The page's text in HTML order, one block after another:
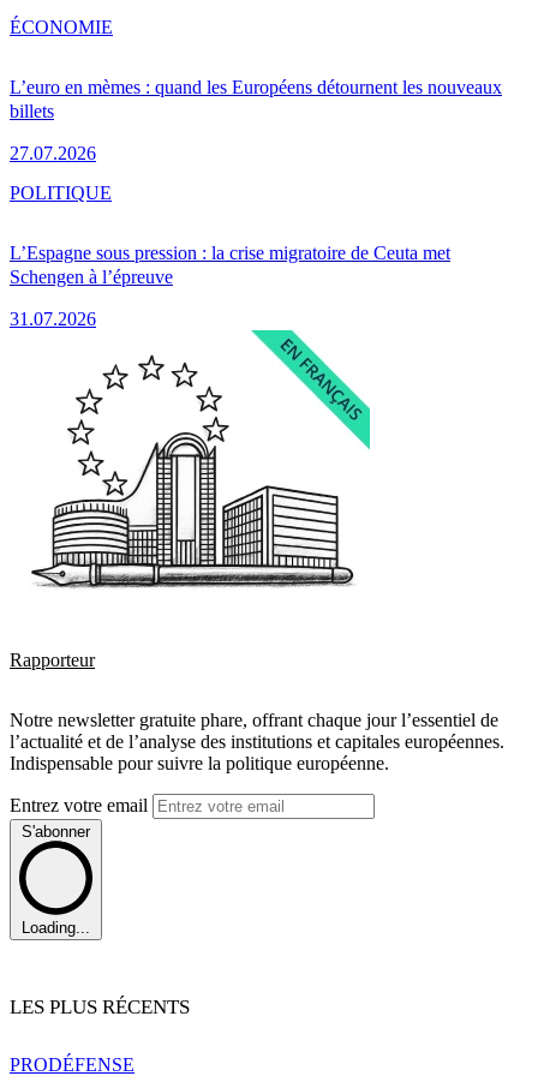
L’euro en mèmes : quand les Européens détournent les nouveaux
billets
27.07.2026
ÉCONOMIE
L’Espagne sous pression : la crise migratoire de Ceuta met
Schengen à l’épreuve
31.07.2026
POLITIQUE
Rapporteur
Notre newsletter gratuite phare, offrant chaque jour l’essentiel de
l’actualité et de l’analyse des institutions et capitales européennes.
Indispensable pour suivre la politique européenne.
Entrez votre email
S'abonner
Loading...
LES PLUS RÉCENTS
PRODÉFENSE